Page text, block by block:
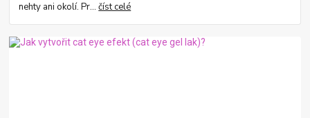
nehty ani okolí. Pr...číst celé